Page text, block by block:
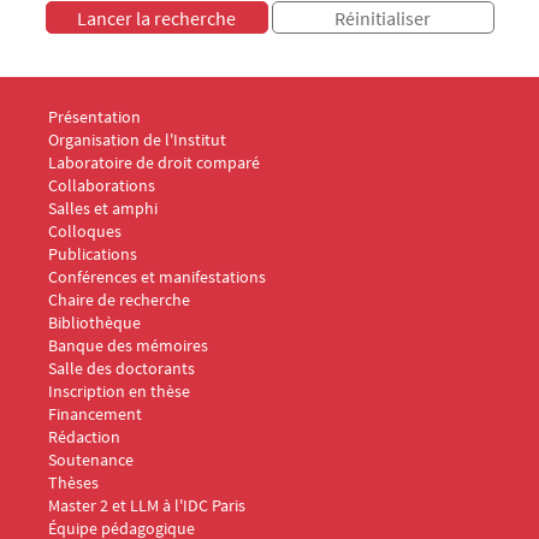
Menu Footer IDC 1
Présentation
Organisation de l'Institut
Laboratoire de droit comparé
Collaborations
Salles et amphi
Menu Footer IDC 2
Colloques
Publications
Conférences et manifestations
Chaire de recherche
Menu Footer IDC 3
Bibliothèque
Banque des mémoires
Menu Footer IDC 4
Salle des doctorants
Inscription en thèse
Financement
Rédaction
Soutenance
Thèses
Menu Footer IDC 5
Master 2 et LLM à l'IDC Paris
Équipe pédagogique